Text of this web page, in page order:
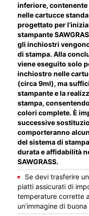
inferiore, contenente
nelle cartucce
progettato per
stampante
gli inchiostri
di stampa. Alla
viene eseguito solo
inchiostro nelle
(circa 9ml), ma
stampante e la
stampa,
colori complete. È
successive
comporteranno
del sistema di
durata e affidabilità
SAWGRASS.
Se devi trasferire
piatti assicurati di
temperature corrette
un’immagine di